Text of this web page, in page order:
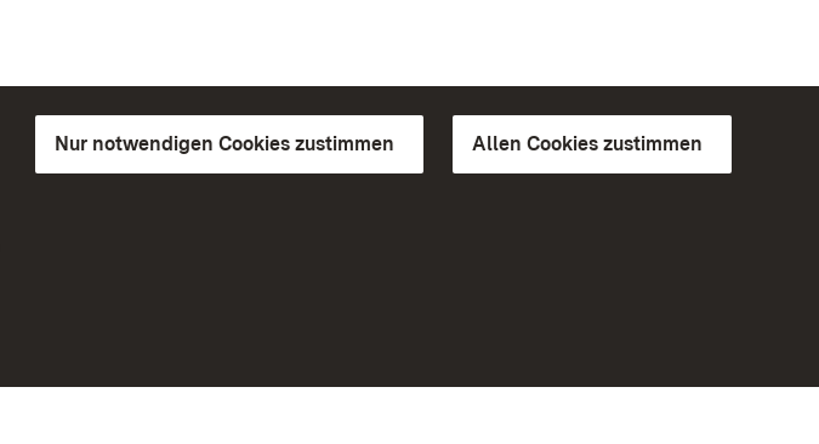
Nur notwendigen Cookies zustimmen Allen Cookies zustimmen